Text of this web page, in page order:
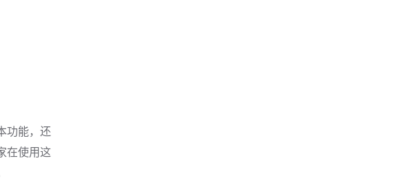
功能，还
在使用这